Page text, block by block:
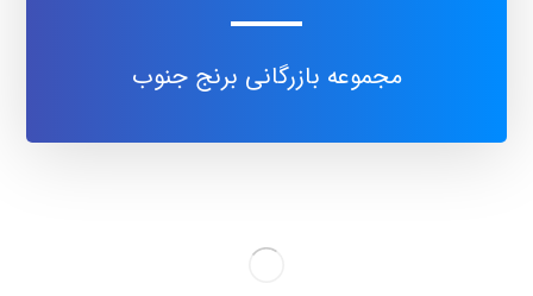
مجموعه بازرگانی برنج جنوب